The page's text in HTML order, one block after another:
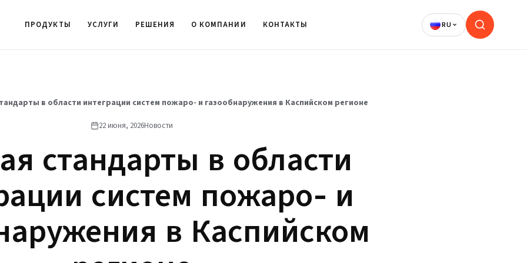
ПРОДУКТЫ УСЛУГИ РЕШЕНИЯ О КОМПАНИИ КОНТАКТЫ
в области интеграции систем пожаро- и газообнаружения в Каспийском регионе
22 июня, 2026Новости
стандарты в области
систем пожаро- и
в Каспийском